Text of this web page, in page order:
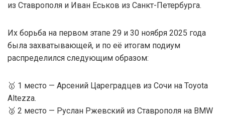
из Ставрополя и Иван Еськов из Санкт-Петербурга.
Их борьба на первом этапе 29 и 30 ноября 2025 года
была захватывающей, и по её итогам подиум
распределился следующим образом:
🥇 1 место — Арсений Цареградцев из Сочи на Toyota
Altezza.
🥈 2 место — Руслан Ржевский из Ставрополя на BMW